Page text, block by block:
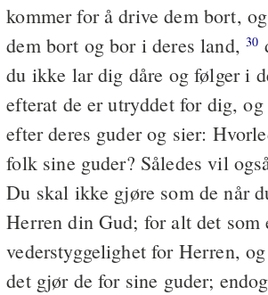
kommer for å drive dem bort,
dem bort og bor i deres land,30
du ikke lar dig dåre og følger i
efterat de er utryddet for dig,
efter deres guder og sier:
folk sine guder? Således vil
Du skal ikke gjøre som de når
Herren din Gud; for alt det som
vederstyggelighet for Herren,
det gjør de for sine guder;